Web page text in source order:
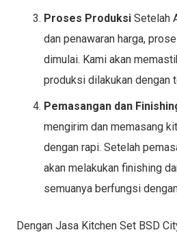
Proses Produksi Setelah
dan penawaran harga,
dimulai. Kami akan
produksi dilakukan dengan
Pemasangan dan
mengirim dan memasang
dengan rapi. Setelah
akan melakukan finishing
semuanya berfungsi
Dengan Jasa Kitchen Set BSD